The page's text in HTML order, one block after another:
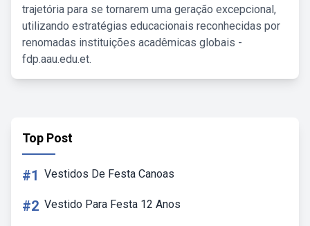
trajetória para se tornarem uma geração excepcional,
utilizando estratégias educacionais reconhecidas por
renomadas instituições acadêmicas globais -
fdp.aau.edu.et.
Top Post
#1 Vestidos De Festa Canoas
#2 Vestido Para Festa 12 Anos